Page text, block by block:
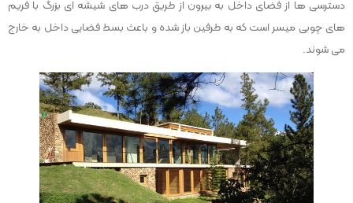
دسترسی ها از فضای داخل به بیرون از طریق درب های شیشه ای بزرگ با فریم
های چوبی میسر است که به طرفین باز شده و باعث بسط فضایی داخل به خارج
می شوند.